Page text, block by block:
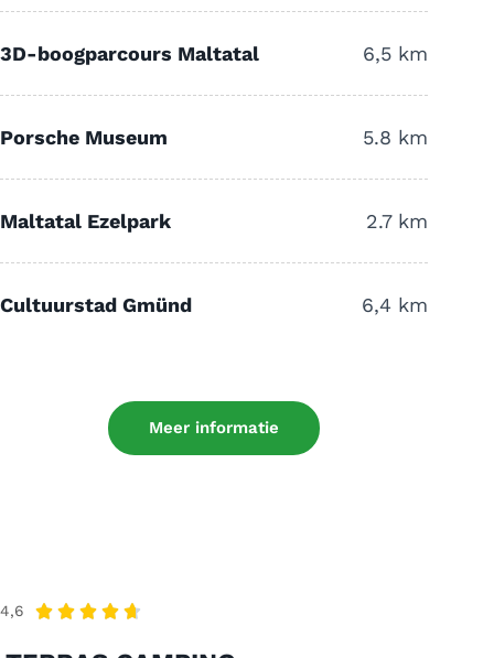
3D-boogparcours Maltatal 6,5 km
Porsche Museum 5.8 km
Maltatal Ezelpark 2.7 km
Cultuurstad Gmünd 6,4 km
Meer informatie
4,6     